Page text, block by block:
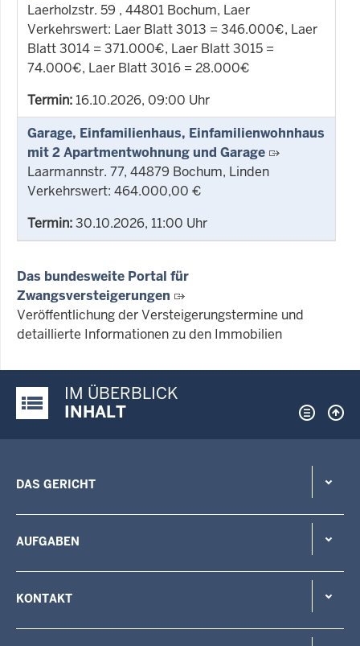
Laerholzstr. 59 , 44801 Bochum, Laer
Verkehrswert: Laer Blatt 3013 = 346.000€, Laer
Blatt 3014 = 371.000€, Laer Blatt 3015 =
74.000€, Laer Blatt 3016 = 28.000€
Termin:16.10.2026, 09:00 Uhr
Garage, Einfamilienhaus, Einfamilienwohnhaus
mit 2 Apartmentwohnung und Garage
Laarmannstr. 77, 44879 Bochum, Linden
Verkehrswert: 464.000,00 €
Termin:30.10.2026, 11:00 Uhr
Das bundesweite Portal für
Zwangsversteigerungen
Veröffentlichung der Versteigerungstermine und
detaillierte Informationen zu den Immobilien
Justiz-Portal im Überblick:
IM ÜBERBLICK
INHALT
DAS GERICHT
AUFGABEN
KONTAKT